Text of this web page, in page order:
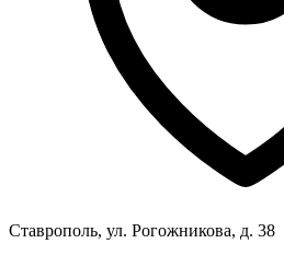
Ставрополь, ул. Рогожникова, д. 38